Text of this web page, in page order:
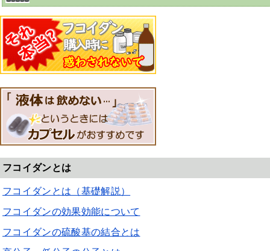
フコイダンとは
フコイダンとは（基礎解説）
フコイダンの効果効能について
フコイダンの硫酸基の結合とは